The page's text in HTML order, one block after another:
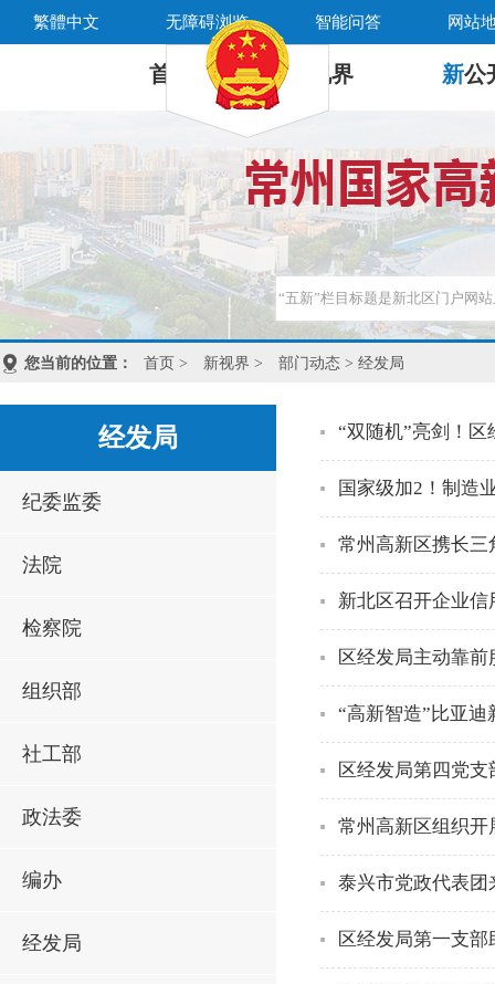
繁體中文 无障碍浏览 智能问答 网站
首 页 新 视界 新公
您当前的位置： 首页 > 新视界 > 部门动态 > 经发局
经发局
纪委监委
法院
检察院
组织部
社工部
政法委
编办
经发局
“双随机”亮剑！
国家级加2！制造
常州高新区携长三
新北区召开企业
区经发局主动靠
“高新智造”比亚
区经发局第四党
常州高新区组织开
泰兴市党政代表团
区经发局第一支